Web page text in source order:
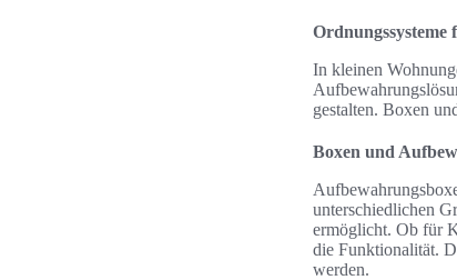
Ordnungssysteme
In kleinen
gestalten. Boxen
Boxen und
unterschiedlichen
ermöglicht. Ob für
die Funktionalität.
werden.